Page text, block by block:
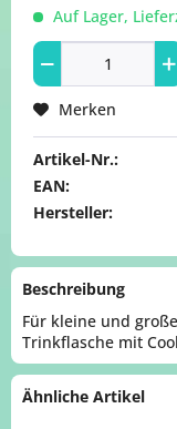
Auf Lager,
Merken
Artikel-Nr.:
EAN:
Hersteller:
Beschreibung
Für kleine und
Trinkflasche mit
Ähnliche Artikel